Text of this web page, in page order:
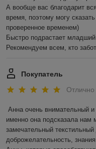
А вообще вас благодарит
время, поэтому могу
проверенное временем)
Быстро подрастает
Рекомендуем всем, кто
Покупатель
Отлично
Анна очень внимательный
именно она подсказала
замечательный
доброжелательность,